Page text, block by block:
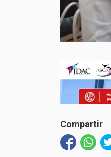
Compartir